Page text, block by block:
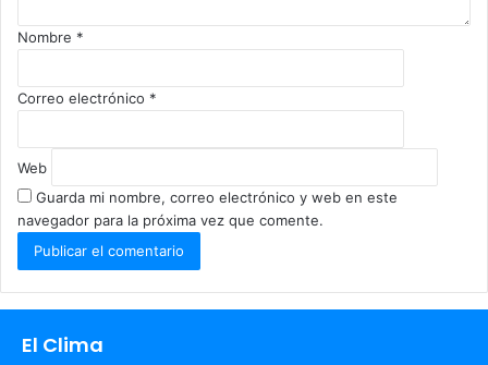
Nombre *
Correo electrónico *
Web
Guarda mi nombre, correo electrónico y web en este
navegador para la próxima vez que comente.
El Clima